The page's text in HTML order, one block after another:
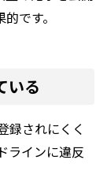
です。
いる
録されにくく
ラインに違反